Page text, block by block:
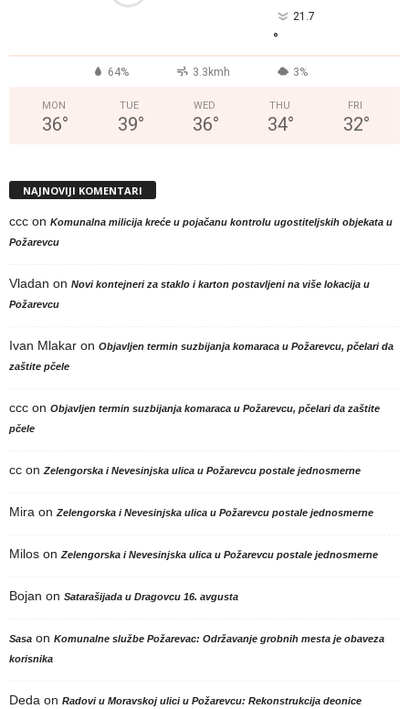
21.7
°
64% 3.3kmh 3%
MON
36°
TUE
39°
WED
36°
THU
34°
FRI
32°
NAJNOVIJI KOMENTARI
ccc on Komunalna milicija kreće u pojačanu kontrolu ugostiteljskih objekata u
Požarevcu
Vladan on Novi kontejneri za staklo i karton postavljeni na više lokacija u
Požarevcu
Ivan Mlakar on Objavljen termin suzbijanja komaraca u Požarevcu, pčelari da
zaštite pčele
ccc on Objavljen termin suzbijanja komaraca u Požarevcu, pčelari da zaštite
pčele
cc on Zelengorska i Nevesinjska ulica u Požarevcu postale jednosmerne
Mira on Zelengorska i Nevesinjska ulica u Požarevcu postale jednosmerne
Milos on Zelengorska i Nevesinjska ulica u Požarevcu postale jednosmerne
Bojan on Satarašijada u Dragovcu 16. avgusta
Sasa on Komunalne službe Požarevac: Održavanje grobnih mesta je obaveza
korisnika
Deda on Radovi u Moravskoj ulici u Požarevcu: Rekonstrukcija deonice